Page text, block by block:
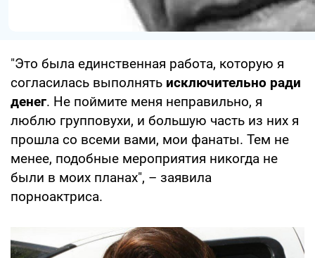
"Это была единственная работа, которую я
согласилась выполнять исключительно ради
денег. Не поймите меня неправильно, я
люблю групповухи, и большую часть из них я
прошла со всеми вами, мои фанаты. Тем не
менее, подобные мероприятия никогда не
были в моих планах", – заявила
порноактриса.